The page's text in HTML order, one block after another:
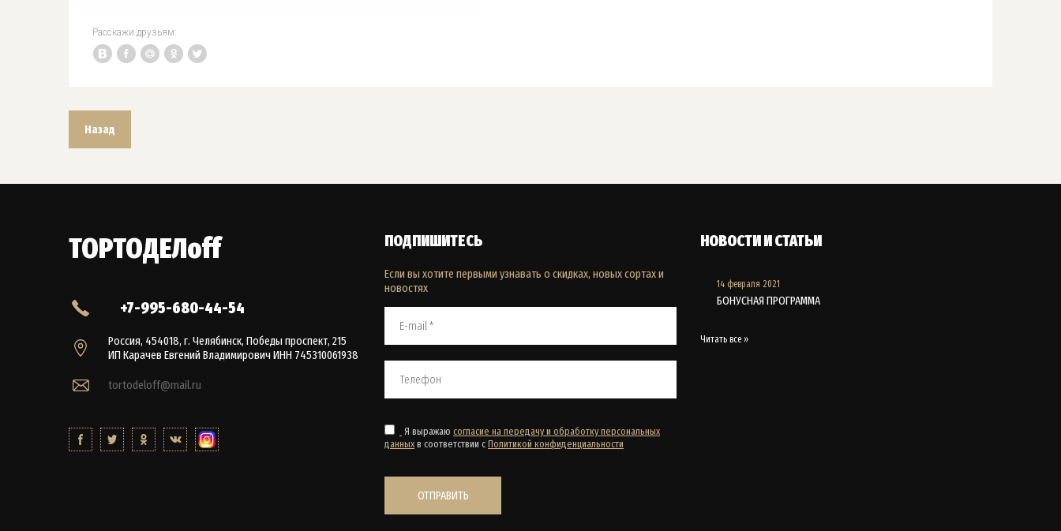
Расскажи друзьям:
Назад
ТОРТОДЕЛoff
+7-995-680-44-54
Россия, 454018, г. Челябинск, Победы проспект, 215
ИП Карачев Евгений Владимирович ИНН 745310061938
tortodeloff@mail.ru
ПОДПИШИТЕСЬ
Если вы хотите первыми узнавать о скидках, новых сортах и
новостях
Я выражаю согласие на передачу и обработку персональных
данных в соответствии с Политикой конфиденциальности
ОТПРАВИТЬ
НОВОСТИ И СТАТЬИ
14 февраля 2021
БОНУСНАЯ ПРОГРАММА
Читать все »